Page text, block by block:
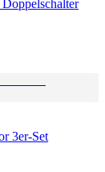
3er-Set